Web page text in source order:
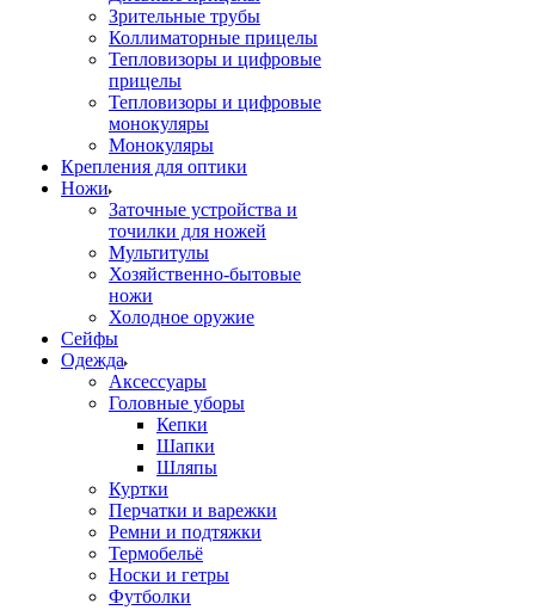
Зрительные трубы
Коллиматорные прицелы
Тепловизоры и цифровые
прицелы
Тепловизоры и цифровые
монокуляры
Монокуляры
Крепления для оптики
Ножи
Заточные устройства и
точилки для ножей
Мультитулы
Хозяйственно-бытовые
ножи
Холодное оружие
Сейфы
Одежда
Аксессуары
Головные уборы
Кепки
Шапки
Шляпы
Куртки
Перчатки и варежки
Ремни и подтяжки
Термобельё
Носки и гетры
Футболки